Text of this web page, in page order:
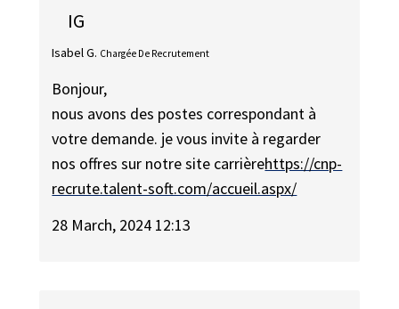
IG
Isabel G. Chargée De Recrutement
Bonjour,
nous avons des postes correspondant à
votre demande. je vous invite à regarder
nos offres sur notre site carrièrehttps://cnp-
recrute.talent-soft.com/accueil.aspx/
28 March, 2024 12:13